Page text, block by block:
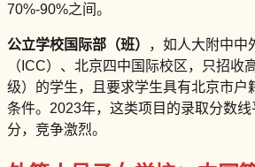
70%-90%之间。
公立学校国际部（班）
，如人大附中中
（ICC）、北京四中国际校区，只招收
级）的学生，且要求学生具有北京市户
条件。2023年，这类项目的录取分数
分，竞争激烈。